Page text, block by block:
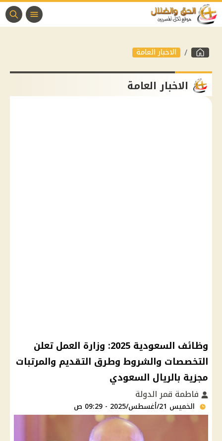
الاخبار العامة
الاخبار العامة
وظائف السعودية 2025: وزارة العمل تعلن
التخصصات والشروط وطرق التقديم والمرتبات
مجزية بالريال السعودي
فاطمة قمر الدولة
الخميس 21/أغسطس/2025 - 09:29 ص